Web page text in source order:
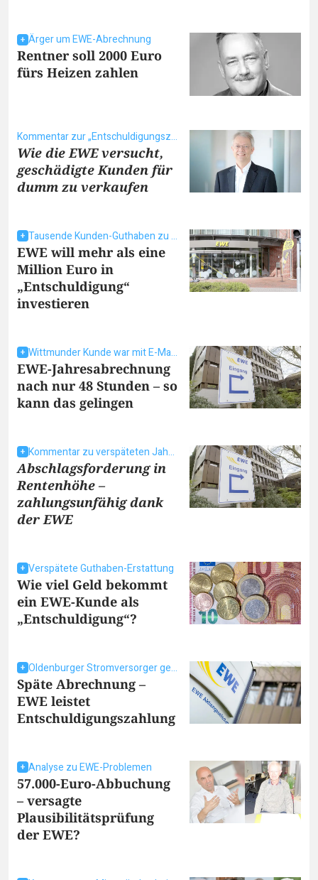
Ärger um EWE-Abrechnung
Rentner soll 2000 Euro
fürs Heizen zahlen
Kommentar zur „Entschuldigungszahlung“
Wie die EWE versucht,
geschädigte Kunden für
dumm zu verkaufen
Tausende Kunden-Guthaben zu spät erstattet
EWE will mehr als eine
Million Euro in
„Entschuldigung“
investieren
Wittmunder Kunde war mit E-Mail erfolgreich
EWE-Jahresabrechnung
nach nur 48 Stunden – so
kann das gelingen
Kommentar zu verspäteten Jahresabrechnungen
Abschlagsforderung in
Rentenhöhe –
zahlungsunfähig dank
der EWE
Verspätete Guthaben-Erstattung
Wie viel Geld bekommt
ein EWE-Kunde als
„Entschuldigung“?
Oldenburger Stromversorger geht auf Kunden zu
Späte Abrechnung –
EWE leistet
Entschuldigungszahlung
Analyse zu EWE-Problemen
57.000-Euro-Abbuchung
– versagte
Plausibilitätsprüfung
der EWE?